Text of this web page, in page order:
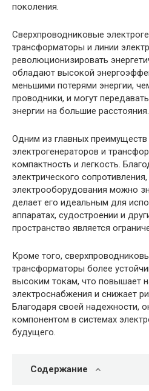
поколения.
Сверхпроводниковые
трансформаторы и линии
революционизировать
обладают высокой
меньшими потерями энергии,
проводники, и могут
энергии на большие расстояния.
Одним из главных
электрогенераторов и
компактность и легкость.
электрического
электрооборудования можно
делает его идеальным для
аппаратах, судостроении и
пространство является
Кроме того,
трансформаторы более
высоким токам, что повышает
электроснабжения и снижает
Благодаря своей надежности,
компонентом в системах
будущего.
Содержание